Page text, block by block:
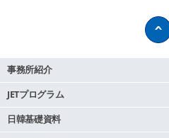
事務所紹介
JETプログラム
日韓基礎資料